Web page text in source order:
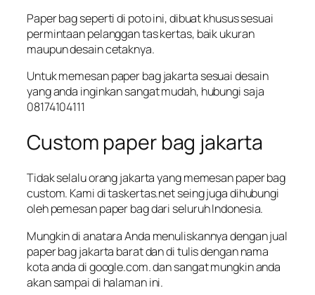
Paper bag seperti di poto ini, dibuat khusus sesuai
permintaan pelanggan tas kertas, baik ukuran
maupun desain cetaknya.
Untuk memesan paper bag jakarta sesuai desain
yang anda inginkan sangat mudah, hubungi saja
08174104111
Custom paper bag jakarta
Tidak selalu orang jakarta yang memesan paper bag
custom. Kami di taskertas.net seing juga dihubungi
oleh pemesan paper bag dari seluruh Indonesia.
Mungkin di anatara Anda menuliskannya dengan jual
paper bag jakarta barat dan di tulis dengan nama
kota anda di google.com. dan sangat mungkin anda
akan sampai di halaman ini.